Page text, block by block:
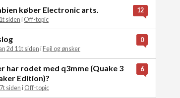
køber Electronic arts.
siden i Off-topic
12
2d 11t siden i Fejl og ønsker
0
har rodet med q3mme (Quake 3
Edition)?
siden i Off-topic
6